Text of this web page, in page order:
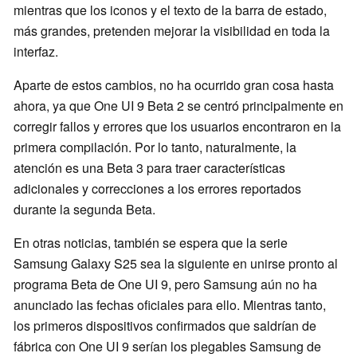
mientras que los iconos y el texto de la barra de estado,
más grandes, pretenden mejorar la visibilidad en toda la
interfaz.
Aparte de estos cambios, no ha ocurrido gran cosa hasta
ahora, ya que One UI 9 Beta 2 se centró principalmente en
corregir fallos y errores que los usuarios encontraron en la
primera compilación. Por lo tanto, naturalmente, la
atención es una Beta 3 para traer características
adicionales y correcciones a los errores reportados
durante la segunda Beta.
En otras noticias, también se espera que la serie
Samsung Galaxy S25 sea la siguiente en unirse pronto al
programa Beta de One UI 9, pero Samsung aún no ha
anunciado las fechas oficiales para ello. Mientras tanto,
los primeros dispositivos confirmados que saldrían de
fábrica con One UI 9 serían los plegables Samsung de